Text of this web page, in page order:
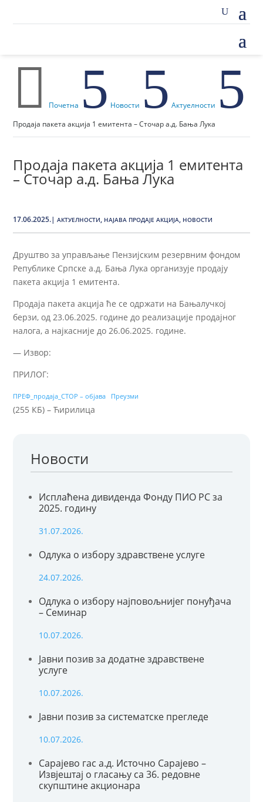
 Почетна 5 Новости 5 Актуелности 5
Продаја пакета акција 1 емитента – Сточар а.д. Бања Лука
Продаја пакета акција 1 емитента
– Сточар а.д. Бања Лука
17.06.2025.|АКТУЕЛНОСТИ НАЈАВА ПРОДАЈЕ АКЦИЈА НОВОСТИ
Друштво за управљање Пензијским резервним фондом
Републике Српске а.д. Бања Лука организује продају
пакета акција 1 емитента.
Продаја пакета акција ће се одржати на Бањалучкој
берзи, од 23.06.2025. године до реализације продајног
налога, а најкасније до 26.06.2025. године.
— Извор:
ПРИЛОГ:
ПРЕФ_продаја_СТОР – објава Преузми
(255 КБ) – Ћирилица
Новости
Исплаћена дивиденда Фонду ПИО РС за
2025. годину
31.07.2026.
Одлука о избору здравствене услуге
24.07.2026.
Одлука о избору најповољнијег понуђача
– Семинар
10.07.2026.
Јавни позив за додатне здравствене
услуге
10.07.2026.
Јавни позив за систематске прегледе
10.07.2026.
Сарајево гас а.д. Источно Сарајево –
Извјештај о гласању са 36. редовне
скупштине акционара